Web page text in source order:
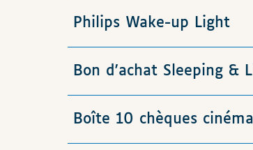
Philips Wake-up Light
Bon d'achat Sleeping &
Boîte 10 chèques